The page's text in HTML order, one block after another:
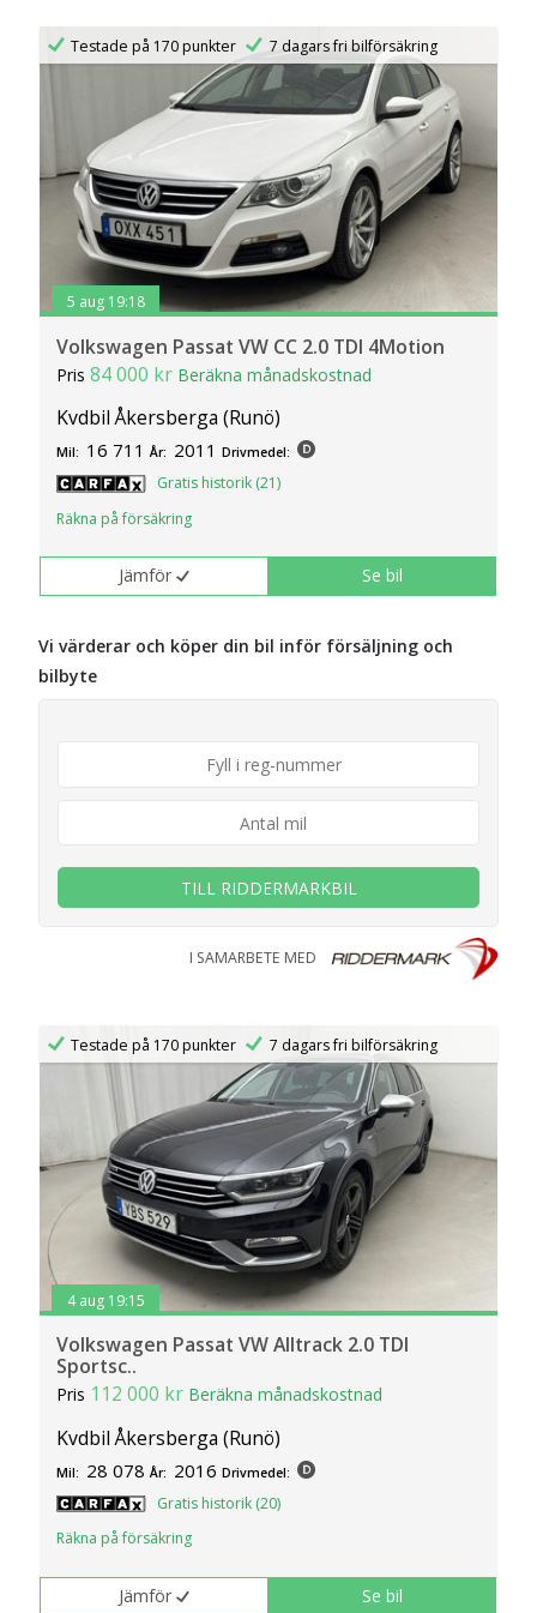
Testade på 170 punkter 7 dagars fri bilförsäkring
5 aug 19:18
Volkswagen Passat VW CC 2.0 TDI 4Motion
Pris84 000 kr Beräkna månadskostnad
Kvdbil Åkersberga (Runö)
Mil: 16 711 År: 2011 Drivmedel:
Gratis historik (21)
Räkna på försäkring
Jämför Se bil
Vi värderar och köper din bil inför försäljning och
bilbyte
TILL RIDDERMARKBIL
I SAMARBETE MED
Testade på 170 punkter 7 dagars fri bilförsäkring
4 aug 19:15
Volkswagen Passat VW Alltrack 2.0 TDI
Sportsc..
Pris 112 000 kr Beräkna månadskostnad
Kvdbil Åkersberga (Runö)
Mil: 28 078 År: 2016 Drivmedel:
Gratis historik (20)
Räkna på försäkring
Jämför Se bil